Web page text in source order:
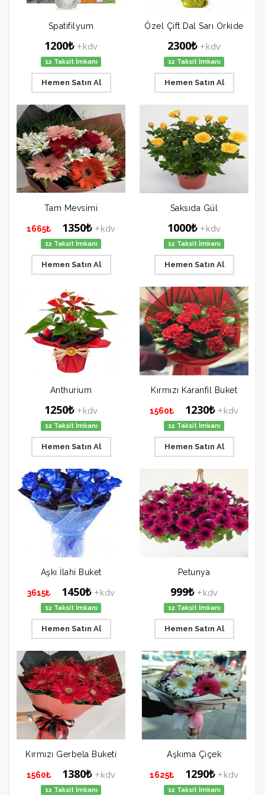
Spatifilyum
1200₺ +kdv
12 Taksit İmkanı
Hemen Satın Al
Özel Çift Dal Sarı Orkide
2300₺ +kdv
12 Taksit İmkanı
Hemen Satın Al
Tam Mevsimi
1665₺ 1350₺ +kdv
12 Taksit İmkanı
Hemen Satın Al
Saksıda Gül
1000₺ +kdv
12 Taksit İmkanı
Hemen Satın Al
Anthurium
1250₺ +kdv
12 Taksit İmkanı
Hemen Satın Al
Kırmızı Karanfil Buket
1560₺ 1230₺ +kdv
12 Taksit İmkanı
Hemen Satın Al
Aşkı İlahi Buket
3615₺ 1450₺ +kdv
12 Taksit İmkanı
Hemen Satın Al
Petunya
999₺ +kdv
12 Taksit İmkanı
Hemen Satın Al
Kırmızı Gerbela Buketi
1560₺ 1380₺ +kdv
12 Taksit İmkanı
Aşkıma Çiçek
1625₺ 1290₺ +kdv
12 Taksit İmkanı